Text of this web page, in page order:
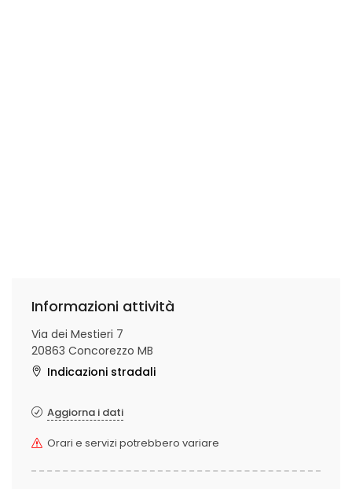
Informazioni attività
Via dei Mestieri 7
20863 Concorezzo MB
Indicazioni stradali
Aggiorna i dati
Orari e servizi potrebbero variare